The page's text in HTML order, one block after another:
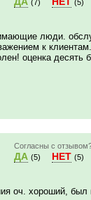
(7) (5)
люди.
к
оценка десять
Согласны с
ДА (5) НЕТ (5)
оч. хороший, был